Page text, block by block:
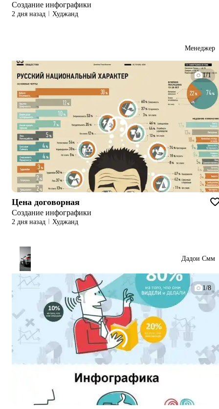
Создание инфографики
2 дня назад Худжанд
Менеджер
1/1
Цена договорная
Создание инфографики
2 дня назад Худжанд
Дадои Смм
1/8